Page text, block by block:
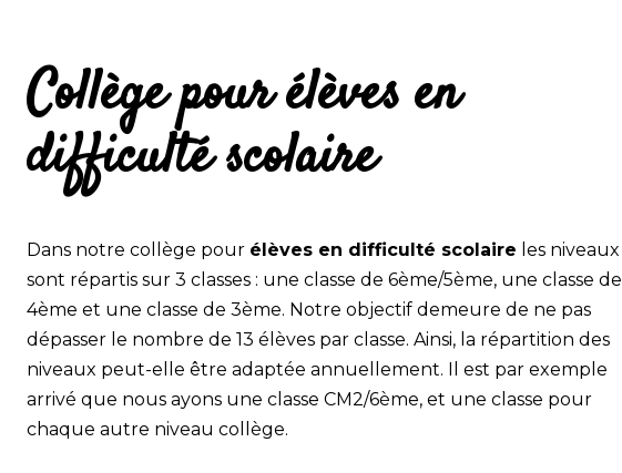
Collège pour élèves en
difficulté scolaire
Dans notre collège pour élèves en difficulté scolaire les niveaux
sont répartis sur 3 classes : une classe de 6ème/5ème, une classe de
4ème et une classe de 3ème. Notre objectif demeure de ne pas
dépasser le nombre de 13 élèves par classe. Ainsi, la répartition des
niveaux peut-elle être adaptée annuellement. Il est par exemple
arrivé que nous ayons une classe CM2/6ème, et une classe pour
chaque autre niveau collège.